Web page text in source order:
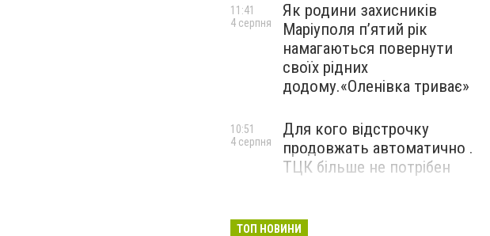
Як родини захисників
Маріуполя пʼятий рік
намагаються повернути
своїх рідних
додому.«Оленівка триває»
11:41
4 серпня
Для кого відстрочку
продовжать автоматично .
ТЦК більше не потрібен
10:51
4 серпня
ТОП НОВИНИ